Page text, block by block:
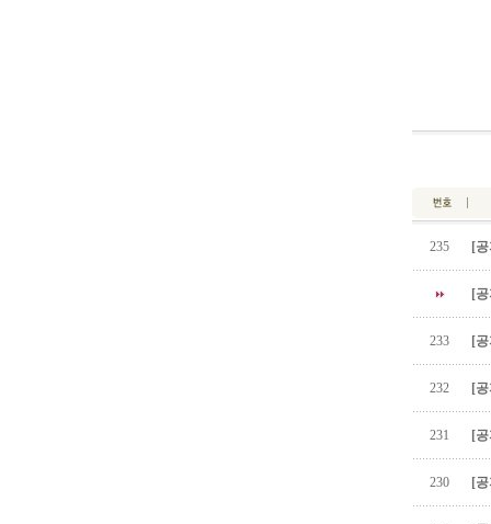
235 [
[
233 [
232 [
231 [
230 [